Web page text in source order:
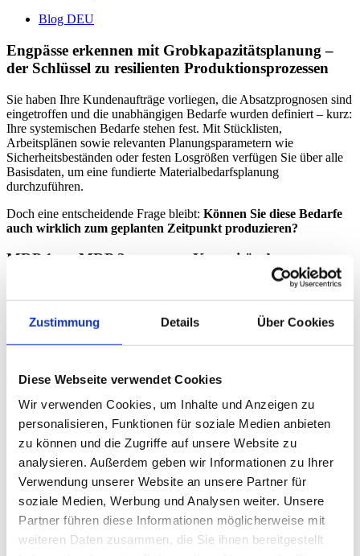
Zustimmung Details Über Cookies
Diese Webseite verwendet Cookies
Wir verwenden Cookies, um Inhalte und Anzeigen zu
personalisieren, Funktionen für soziale Medien anbieten
zu können und die Zugriffe auf unsere Website zu
analysieren. Außerdem geben wir Informationen zu Ihrer
Verwendung unserer Website an unsere Partner für
soziale Medien, Werbung und Analysen weiter. Unsere
Partner führen diese Informationen möglicherweise mit
weiteren Daten zusammen, die Sie ihnen bereitgestellt
Blog DEU
Engpässe erkennen mit Grobkapazitätsplanung –
der Schlüssel zu resilienten Produktionsprozessen
Sie haben Ihre Kundenaufträge vorliegen, die Absatzprognosen sind
eingetroffen und die unabhängigen Bedarfe wurden definiert – kurz:
Ihre systemischen Bedarfe stehen fest. Mit Stücklisten,
Arbeitsplänen sowie relevanten Planungsparametern wie
Sicherheitsbeständen oder festen Losgrößen verfügen Sie über alle
Basisdaten, um eine fundierte Materialbedarfsplanung
durchzuführen.
Doch eine entscheidende Frage bleibt: Können Sie diese Bedarfe
auch wirklich zum geplanten Zeitpunkt produzieren?
MRP 1 vs. MRP 2 – warum Kapazität der
(MRP 1) beantwortet lediglich die Frage:
„Wie viele Einheiten
diesem Datum tatsächlich fertigen?“
Genau hier setzt die Materialbedarfsplanung nach begrenzter
Kapazität (MRP 2) an. Ein zentraler Bestandteil davon ist die
Grobkapazitätsplanung
Center Planning. Sie zeigt Ihnen, ob Ihre Kapazitäten ausreichen,
um die geplanten Bedarfe innerhalb der relevanten Zeiträume zu
erfüllen.
Grobkapazitätsplanung – Engpässe sichtbar
machen, bevor sie entstehen